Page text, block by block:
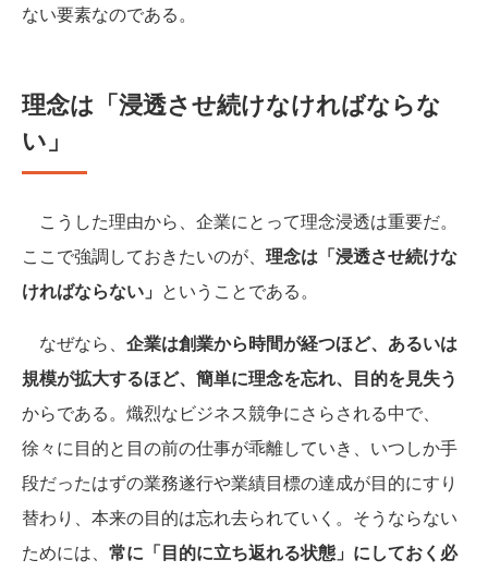
ない要素なのである。
理念は「浸透させ続けなければならな
い」
こうした理由から、企業にとって理念浸透は重要だ。
ここで強調しておきたいのが、 理念は「浸透させ続けな
ければならない」 ということである。
なぜなら、 企業は創業から時間が経つほど、あるいは
規模が拡大するほど、簡単に理念を忘れ、目的を見失う
からである。熾烈なビジネス競争にさらされる中で、
徐々に目的と目の前の仕事が乖離していき、いつしか手
段だったはずの業務遂行や業績目標の達成が目的にすり
替わり、本来の目的は忘れ去られていく。そうならない
ためには、 常に「目的に立ち返れる状態」にしておく必